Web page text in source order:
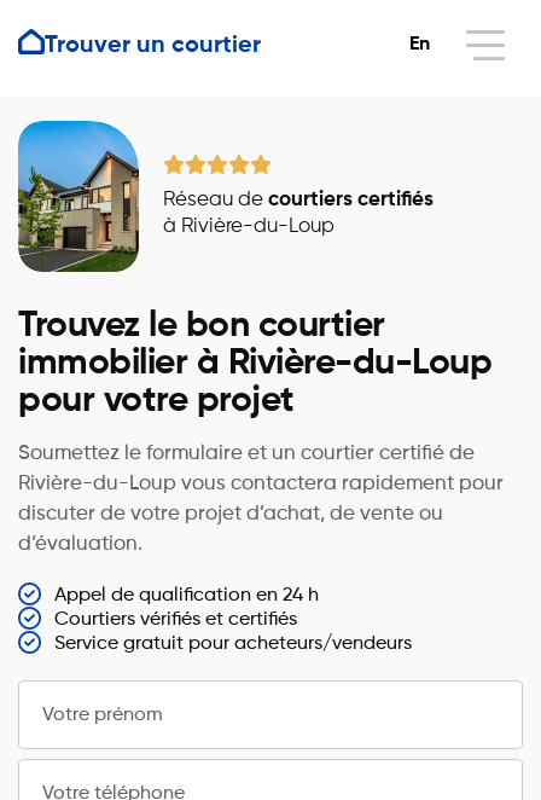
Trouver un courtier En
Réseau de courtiers certifiés
à Rivière-du-Loup
Trouvez le bon courtier
immobilier à Rivière-du-Loup
pour votre projet
Soumettez le formulaire et un courtier certifié de
Rivière-du-Loup vous contactera rapidement pour
discuter de votre projet d’achat, de vente ou
d’évaluation.
Appel de qualification en 24 h
Courtiers vérifiés et certifiés
Service gratuit pour acheteurs/vendeurs
Votre prénom
Votre téléphone